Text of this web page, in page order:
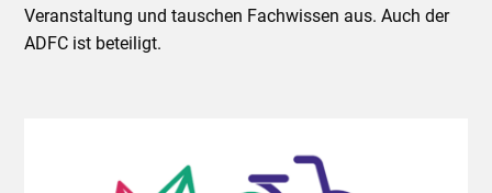
Veranstaltung und tauschen Fachwissen aus. Auch der
ADFC ist beteiligt.